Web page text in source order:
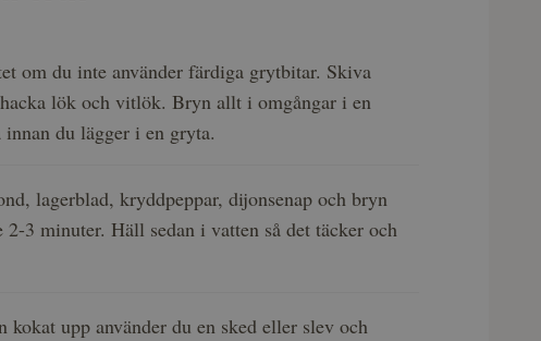
om du inte använder färdiga grytbitar. ­Skiva
lök och vitlök. Bryn allt i omgångar i en
innan du lägger i en gryta.
lagerblad, kryddpeppar, dijonsenap och bryn
2-3 minuter. Häll sedan i vatten så det täcker och
kokat upp använder du en sked eller slev och